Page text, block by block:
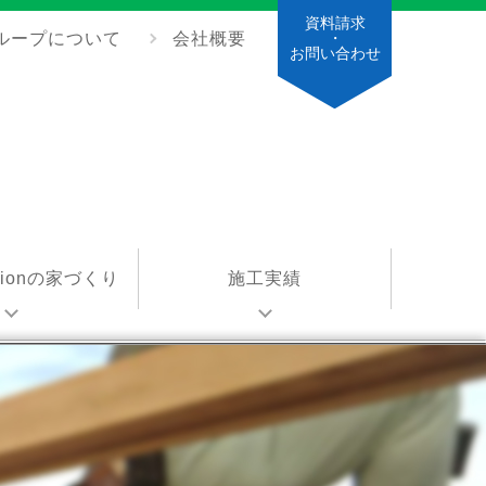
資料請求
・
お問い合わせ
ープについて 会社概要
の家づくり 施工実績